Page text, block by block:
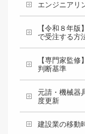
エンジニアリ
【令和８年
で受注する方
【専門家監
判断基準
元請・機械器
度更新
建設業の移動